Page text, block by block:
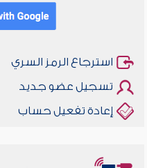
استرجاع الرمز السري
تسجيل عضو جديد
إعادة تفعيل حساب